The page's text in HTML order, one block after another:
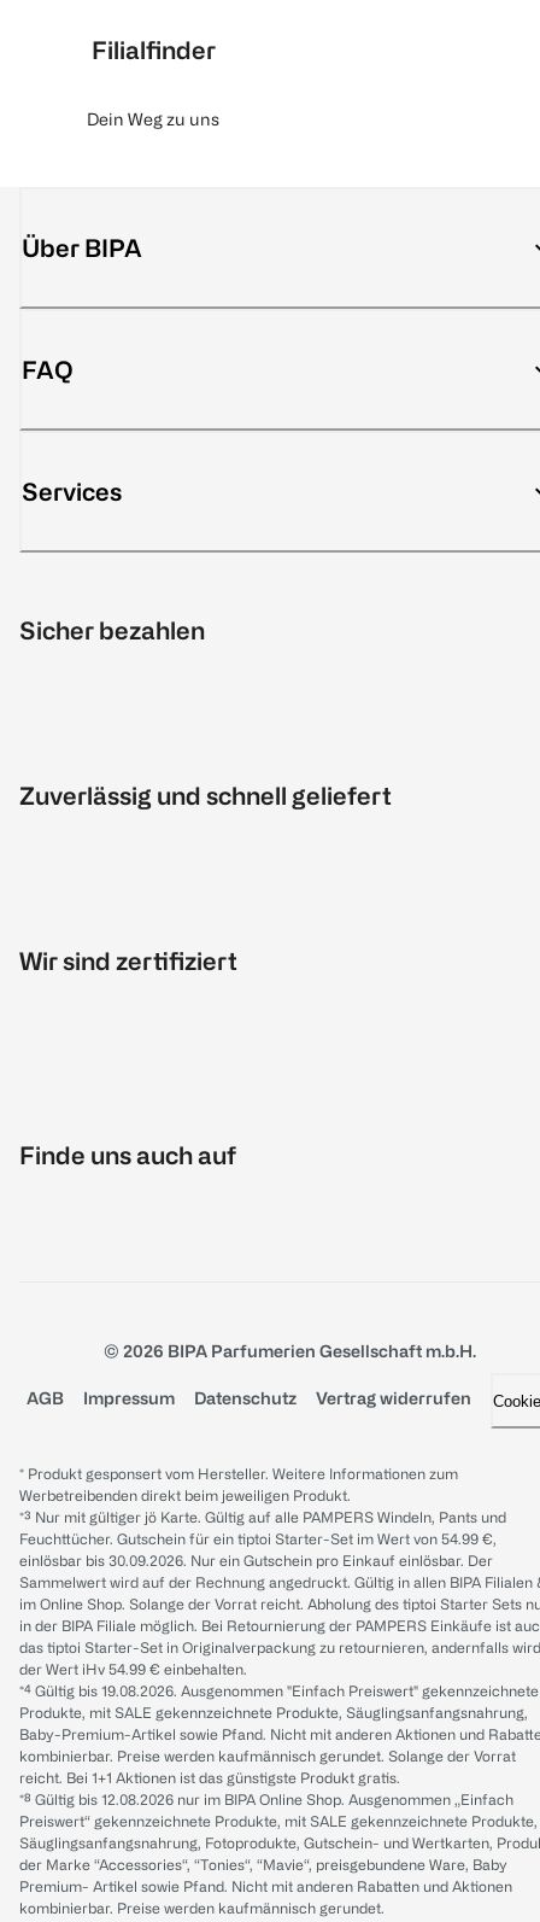
Filialfinder
Dein Weg zu uns
Über BIPA
FAQ
Services
Sicher bezahlen
Zuverlässig und schnell geliefert
Wir sind zertifiziert
Finde uns auch auf
© 2026 BIPA Parfumerien Gesellschaft m.b.H.
AGB Impressum Datenschutz Vertrag widerrufen
* Produkt gesponsert vom Hersteller. Weitere Informationen zum
Werbetreibenden direkt beim jeweiligen Produkt.
*³ Nur mit gültiger jö Karte. Gültig auf alle PAMPERS Windeln, Pants und
Feuchttücher. Gutschein für ein tiptoi Starter-Set im Wert von 54.99 €,
einlösbar bis 30.09.2026. Nur ein Gutschein pro Einkauf einlösbar. Der
Sammelwert wird auf der Rechnung angedruckt. Gültig in allen BIPA Filialen
im Online Shop. Solange der Vorrat reicht. Abholung des tiptoi Starter Sets
in der BIPA Filiale möglich. Bei Retournierung der PAMPERS Einkäufe ist
das tiptoi Starter-Set in Originalverpackung zu retournieren, andernfalls wird
der Wert iHv 54.99 € einbehalten.
*⁴ Gültig bis 19.08.2026. Ausgenommen "Einfach Preiswert" gekennzeichnete
Produkte, mit SALE gekennzeichnete Produkte, Säuglingsanfangsnahrung,
Baby-Premium-Artikel sowie Pfand. Nicht mit anderen Aktionen und
kombinierbar. Preise werden kaufmännisch gerundet. Solange der Vorrat
reicht. Bei 1+1 Aktionen ist das günstigste Produkt gratis.
*⁸ Gültig bis 12.08.2026 nur im BIPA Online Shop. Ausgenommen „Einfach
Preiswert“ gekennzeichnete Produkte, mit SALE gekennzeichnete Produkte,
Säuglingsanfangsnahrung, Fotoprodukte, Gutschein- und Wertkarten,
der Marke “Accessories“, “Tonies“, “Mavie“, preisgebundene Ware, Baby
Premium- Artikel sowie Pfand. Nicht mit anderen Rabatten und Aktionen
kombinierbar. Preise werden kaufmännisch gerundet.